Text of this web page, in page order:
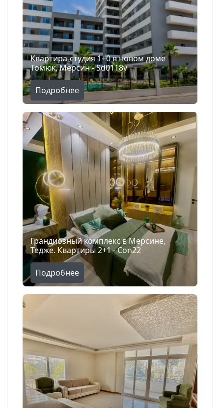
Квартира-студия 1+0 в новом доме
Томюк, Мерсин - Sd0118v
Подробнее
Грандиозный комплекс в Мерсине,
Тедже. Квартиры 2+1 - Con22
Подробнее